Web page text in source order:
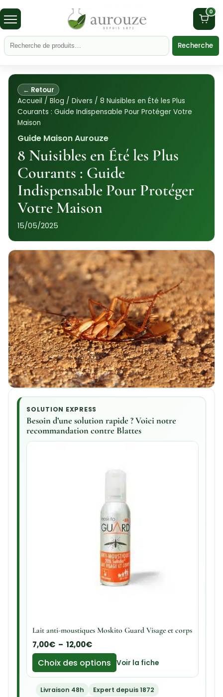
0
Recherche
← Retour
Accueil / Blog / Divers / 8 Nuisibles en Été les Plus
Courants : Guide Indispensable Pour Protéger Votre
Maison
Guide Maison Aurouze
8 Nuisibles en Été les Plus
Courants : Guide
Indispensable Pour Protéger
Votre Maison
15/05/2025
SOLUTION EXPRESS
Besoin d’une solution rapide ? Voici notre
recommandation contre Blattes
Lait anti-moustiques Moskito Guard Visage et corps
7,00€ – 12,00€
Choix des options Voir la fiche
Livraison 48h
Expert depuis 1872